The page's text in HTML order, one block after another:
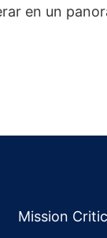
en un
Mission